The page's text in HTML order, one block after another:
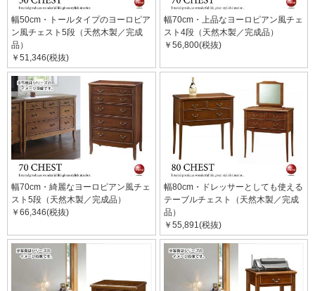
幅50cm・トールタイプのヨーロピア
ン風チェスト5段（天然木製／完成
品）
￥51,346(税抜)
幅70cm・上品なヨーロピアン風チェ
スト4段（天然木製／完成品）
￥56,800(税抜)
幅70cm・綺麗なヨーロピアン風チェ
スト5段（天然木製／完成品）
￥66,346(税抜)
幅80cm・ドレッサーとしても使える
テーブルチェスト（天然木製／完成
品）
￥55,891(税抜)